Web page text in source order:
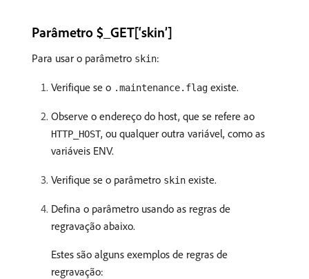
Parâmetro $_GET[‘skin’]
Para usar o parâmetro skin:
Verifique se o .maintenance.flag existe.
Observe o endereço do host, que se refere ao
HTTP_HOST, ou qualquer outra variável, como as
variáveis ENV.
Verifique se o parâmetro skin existe.
Defina o parâmetro usando as regras de
regravação abaixo.
Estes são alguns exemplos de regras de
regravação: